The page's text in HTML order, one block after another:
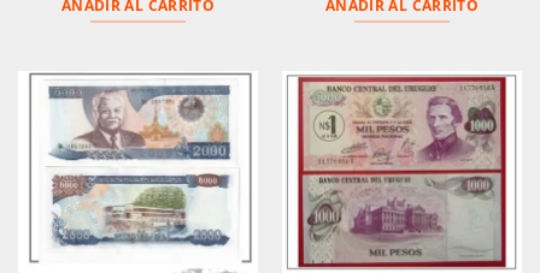
AÑADIR AL CARRITO AÑADIR AL CARRITO